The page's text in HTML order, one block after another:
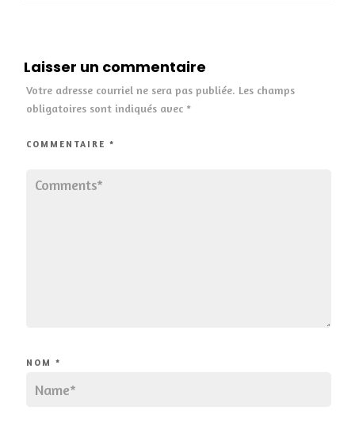
Laisser un commentaire
Votre adresse courriel ne sera pas publiée. Les champs
obligatoires sont indiqués avec *
COMMENTAIRE *
NOM *